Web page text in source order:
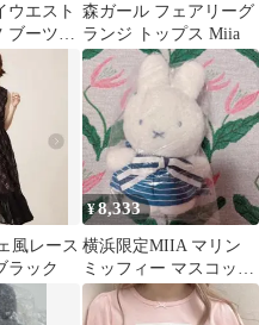
ウエスト
ーツカ
森ガール フェアリーグ
ランジ トップス Miia
風レース
ラック
¥8,333
横浜限定MIIA マリン
ミッフィー マスコット
ボーダーワンピース ネ
イビー